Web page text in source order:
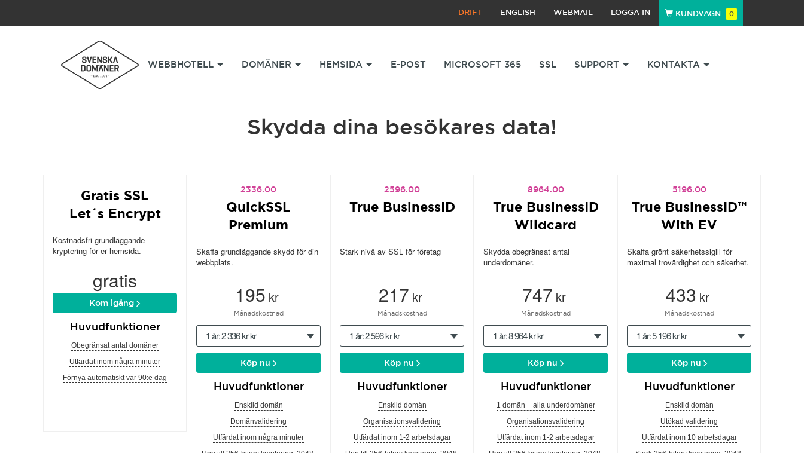
DRIFT ENGLISH WEBMAIL LOGGA IN KUNDVAGN 0
WEBBHOTELL DOMÄNER HEMSIDA E-POST MICROSOFT 365 SSL SUPPORT KONTAKTA
Skydda dina besökares data!
Gratis SSL
Let´s Encrypt
Kostnadsfri grundläggande
kryptering för er hemsida.
gratis
Kom igång
Huvudfunktioner
Obegränsat antal domäner
Utfärdat inom några minuter
Förnya automatiskt var 90:e dag
2336.00
QuickSSL
Premium
Skaffa grundläggande skydd för din
webbplats.
195 kr
Månadskostnad
1 år: 2 336 kr kr
Köp nu
Huvudfunktioner
Enskild domän
Domänvalidering
Utfärdat inom några minuter
2596.00
True BusinessID
Stark nivå av SSL för företag
217 kr
Månadskostnad
1 år: 2 596 kr kr
Köp nu
Huvudfunktioner
Enskild domän
Organisationsvalidering
Utfärdat inom 1-2 arbetsdagar
8964.00
True BusinessID
Wildcard
Skydda obegränsat antal
underdomäner.
747 kr
Månadskostnad
1 år: 8 964 kr kr
Köp nu
Huvudfunktioner
1 domän + alla underdomäner
Organisationsvalidering
Utfärdat inom 1-2 arbetsdagar
5196.00
True BusinessID™
With EV
Skaffa grönt säkerhetssigill för
maximal trovärdighet och säkerhet.
433 kr
Månadskostnad
1 år: 5 196 kr kr
Köp nu
Huvudfunktioner
Enskild domän
Utökad validering
Utfärdat inom 10 arbetsdagar